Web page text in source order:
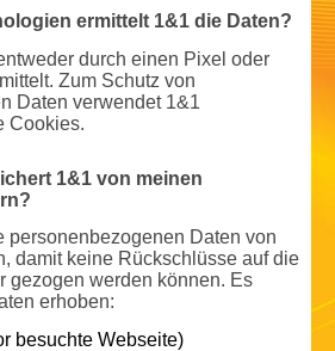
ermittelt 1&1 die Daten?
durch einen Pixel oder
Zum Schutz von
Daten verwendet 1&1
Cookies.
1&1 von meinen
personenbezogenen Daten von
damit keine Rückschlüsse auf die
gezogen werden können. Es
erhoben:
besuchte Webseite)